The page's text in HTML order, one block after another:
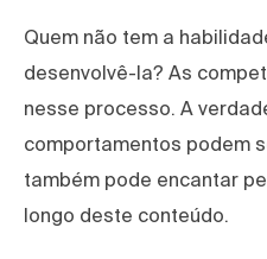
Quem não tem a
desenvolvê-la? As
nesse processo. A
comportamentos podem
também pode encantar
longo deste conteúdo.